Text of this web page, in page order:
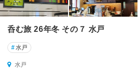
呑む旅 26年冬 その７ 水戸
#水戸
水戸